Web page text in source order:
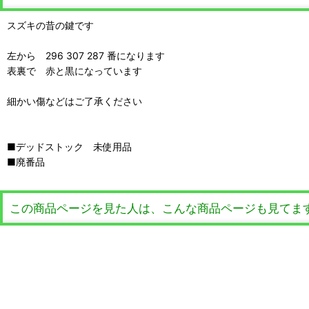
スズキの昔の鍵です
左から 296 307 287 番になります
表裏で 赤と黒になっています
細かい傷などはご了承ください
■デッドストック 未使用品
■廃番品
この商品ページを見た人は、こんな商品ページも見てま